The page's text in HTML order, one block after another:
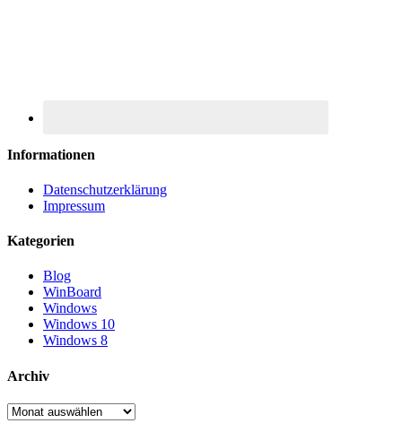
Informationen
Datenschutzerklärung
Impressum
Kategorien
Blog
WinBoard
Windows
Windows 10
Windows 8
Archiv
Archiv